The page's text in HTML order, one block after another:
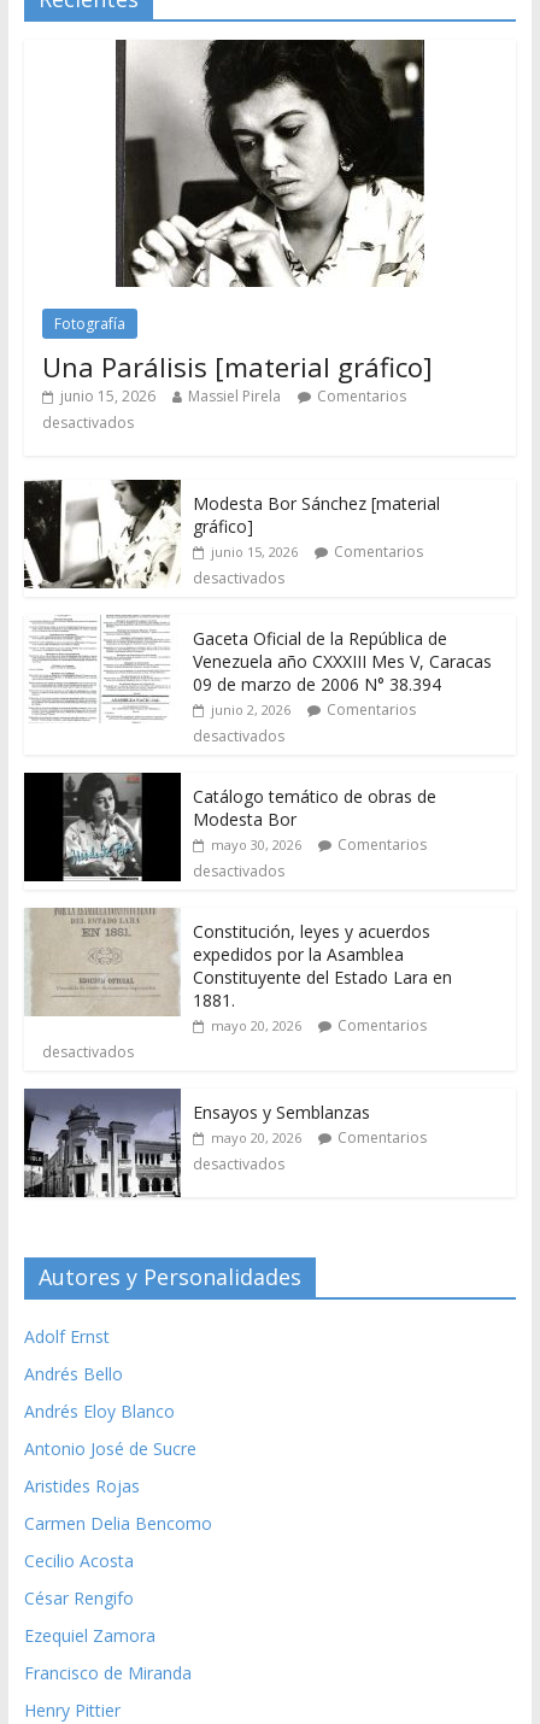
Fotografía
Una Parálisis [material gráfico]
junio 15, 2026 Massiel Pirela
Comentarios
desactivados
Modesta Bor Sánchez [material
gráfico]
junio 15, 2026
Comentarios
desactivados
Gaceta Oficial de la República de
Venezuela año CXXXIII Mes V, Caracas
09 de marzo de 2006 N° 38.394
junio 2, 2026
Comentarios
desactivados
Catálogo temático de obras de
Modesta Bor
mayo 30, 2026
Comentarios
desactivados
Constitución, leyes y acuerdos
expedidos por la Asamblea
Constituyente del Estado Lara en
1881.
mayo 20, 2026
Comentarios
desactivados
Ensayos y Semblanzas
mayo 20, 2026
Comentarios
desactivados
Autores y Personalidades
Adolf Ernst
Andrés Bello
Andrés Eloy Blanco
Antonio José de Sucre
Aristides Rojas
Carmen Delia Bencomo
Cecilio Acosta
César Rengifo
Ezequiel Zamora
Francisco de Miranda
Henry Pittier